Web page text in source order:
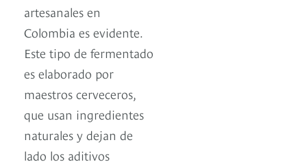
artesanales en
Colombia es evidente.
Este tipo de fermentado
es elaborado por
maestros cerveceros,
que usan ingredientes
naturales y dejan de
lado los aditivos